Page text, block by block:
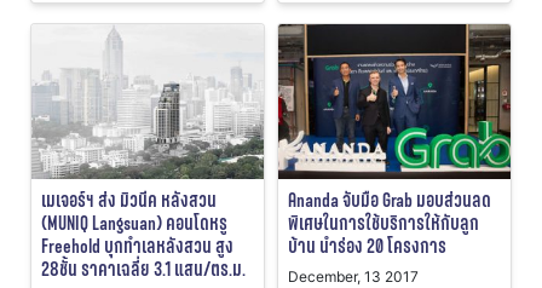
เมเจอร์ฯ ส่ง มิวนีค หลังสวน
(MUNIQ Langsuan) คอนโดหรู
Freehold บุกทำเลหลังสวน สูง
28ชั้น ราคาเฉลี่ย 3.1 แสน/ตร.ม.
Ananda จับมือ Grab มอบส่วนลด
พิเศษในการใช้บริการให้กับลูก
บ้าน นำร่อง 20 โครงการ
December, 13 2017